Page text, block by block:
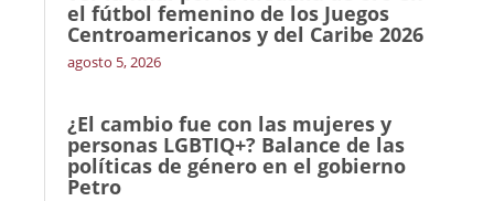
el fútbol femenino de los Juegos
Centroamericanos y del Caribe 2026
agosto 5, 2026
¿El cambio fue con las mujeres y
personas LGBTIQ+? Balance de las
políticas de género en el gobierno
Petro